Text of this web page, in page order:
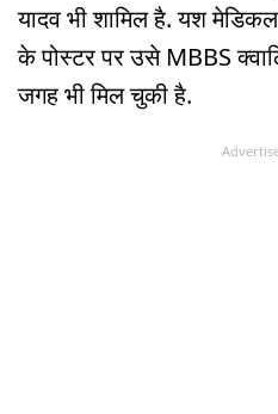
यादव भी शामिल है. यश
के पोस्टर पर उसे MBBS
जगह भी मिल चुकी है.